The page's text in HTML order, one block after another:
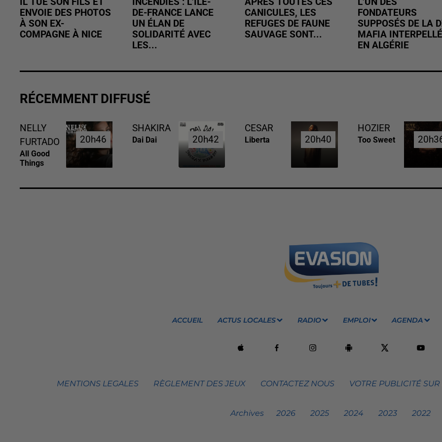
ENVOIE DES PHOTOS
À SON EX-
COMPAGNE À NICE
DE-FRANCE LANCE
UN ÉLAN DE
SOLIDARITÉ AVEC
LES...
CANICULES, LES
REFUGES DE FAUNE
SAUVAGE SONT...
FONDATEURS
SUPPOSÉS DE LA
MAFIA INTERPELLÉ
EN ALGÉRIE
RÉCEMMENT DIFFUSÉ
NELLY
FURTADO
All Good
Things
20h46
20h46
SHAKIRA
Dai Dai 20h42
20h42
CESAR
Liberta 20h40
20h40
HOZIER
Too Sweet
ACCUEIL ACTUS LOCALES RADIO EMPLOI AGENDA
MENTIONS LEGALES RÈGLEMENT DES JEUX CONTACTEZ NOUS VOTRE PUBLICITÉ
Archives 2026 2025 2024 2023 2022